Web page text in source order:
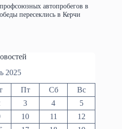
автопробегов в
пересеклись в Керчи
2025
Пт Сб
Вс
3 4
5
10 11
12